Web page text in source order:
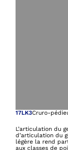
17LK3Cruro-
L’articulation du
d’articulation du
légère la rend
aux classes de